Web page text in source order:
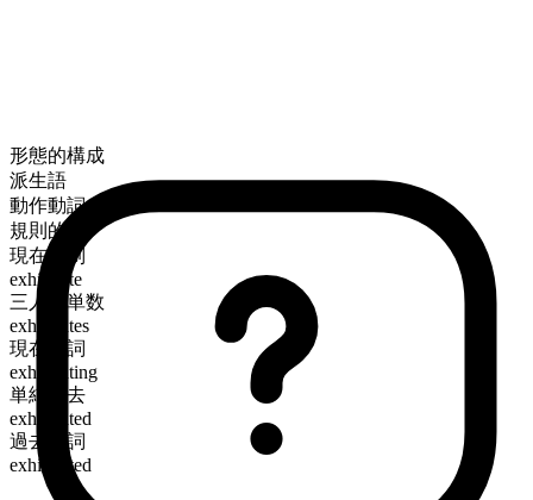
形態的構成
派生語
動作動詞
規則的
現在時制
exhilarate
三人称単数
exhilarates
現在分詞
exhilarating
単純過去
exhilarated
過去分詞
exhilarated